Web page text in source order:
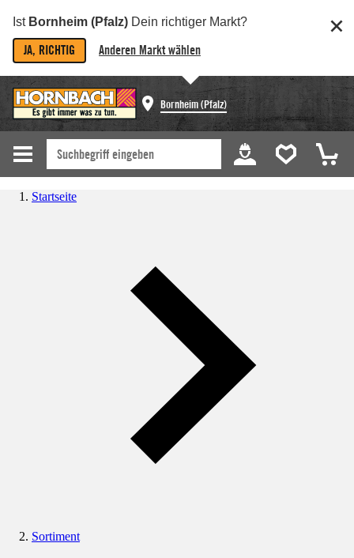
Ist Bornheim (Pfalz) Dein richtiger Markt?
JA, RICHTIG Anderen Markt wählen
Bornheim (Pfalz)
Startseite
Sortiment